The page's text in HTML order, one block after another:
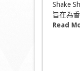
Shake
旨在為
Read